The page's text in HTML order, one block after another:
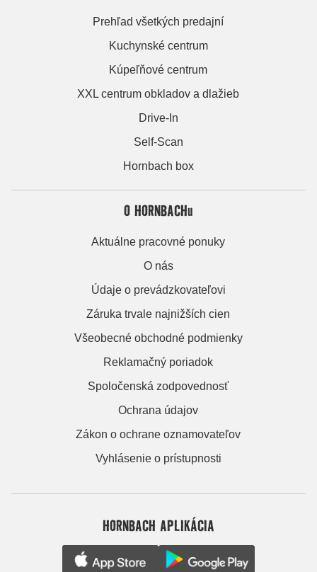
Prehľad všetkých predajní
Kuchynské centrum
Kúpeľňové centrum
XXL centrum obkladov a dlažieb
Drive-In
Self-Scan
Hornbach box
O HORNBACHu
Aktuálne pracovné ponuky
O nás
Údaje o prevádzkovateľovi
Záruka trvale najnižších cien
Všeobecné obchodné podmienky
Reklamačný poriadok
Spoločenská zodpovednosť
Ochrana údajov
Zákon o ochrane oznamovateľov
Vyhlásenie o prístupnosti
HORNBACH APLIKÁCIA